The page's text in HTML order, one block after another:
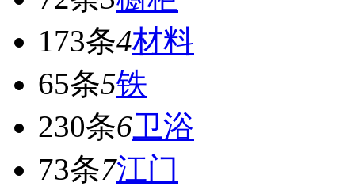
173条4材料
65条5铁
230条6卫浴
73条7江门